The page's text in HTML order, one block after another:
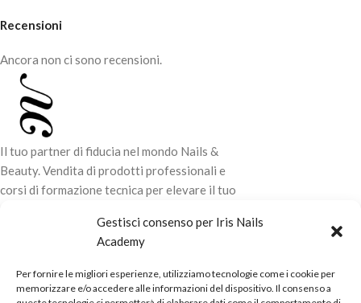
Gestisci consenso per Iris Nails
Academy
Per fornire le migliori esperienze, utilizziamo tecnologie come i cookie per
memorizzare e/o accedere alle informazioni del dispositivo. Il consenso a
Recensioni
Ancora non ci sono recensioni.
Il tuo partner di fiducia nel mondo Nails &
Beauty. Vendita di prodotti professionali e
corsi di formazione tecnica per elevare il tuo
LINK UTILI